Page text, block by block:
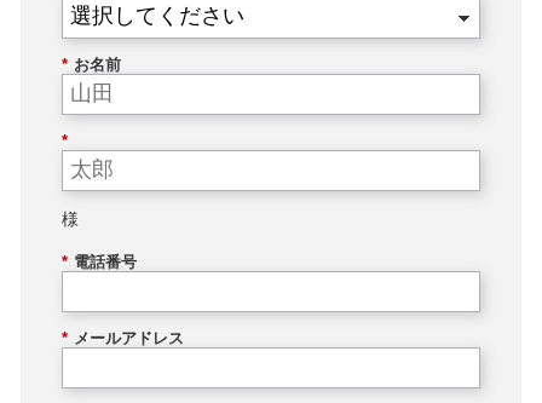
* お名前
*
様
* 電話番号
* メールアドレス